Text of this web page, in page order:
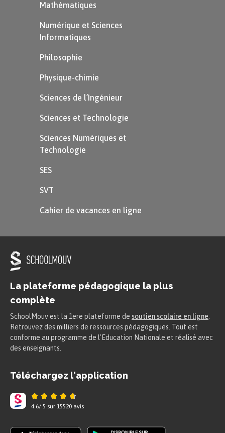
Mathématiques
Numérique et Sciences
Informatiques
Philosophie
Physique-chimie
Sciences de l’Ingénieur
Sciences et Technologie
Sciences Numériques et
Technologie
SES
SVT
Cahier de vacances en ligne
La plateforme pédagogique la plus
complète
SchoolMouv est la 1ere plateforme de soutien scolaire en ligne
Retrouvez des milliers de ressources pédagogiques. Tout est
conforme au programme de l'Education Nationale et réalisé avec
des enseignants.
Téléchargez l'application
4.6/ 5 sur 15520 avis